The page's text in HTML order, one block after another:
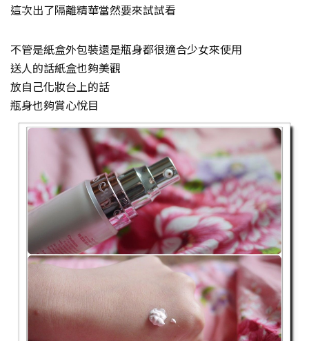
這次出了隔離精華當然要來試試看
不管是紙盒外包裝還是瓶身都很適合少女來使用
送人的話紙盒也夠美觀
放自己化妝台上的話
瓶身也夠賞心悅目